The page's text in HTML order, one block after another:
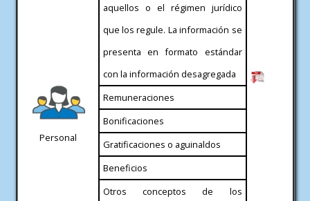
Personal
aquellos o el régimen jurídico
que los regule. La información se
presenta en formato estándar
con la información desagregada
Remuneraciones
Bonificaciones
Gratificaciones o aguinaldos
Beneficios
Otros conceptos de los